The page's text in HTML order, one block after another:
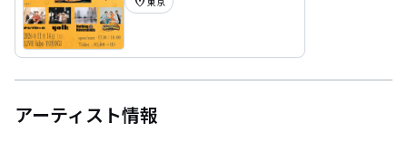
-』
アーティスト情報